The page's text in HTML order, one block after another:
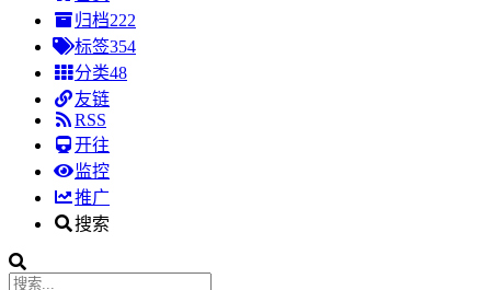
归档222
标签354
分类48
友链
RSS
开往
监控
推广
搜索